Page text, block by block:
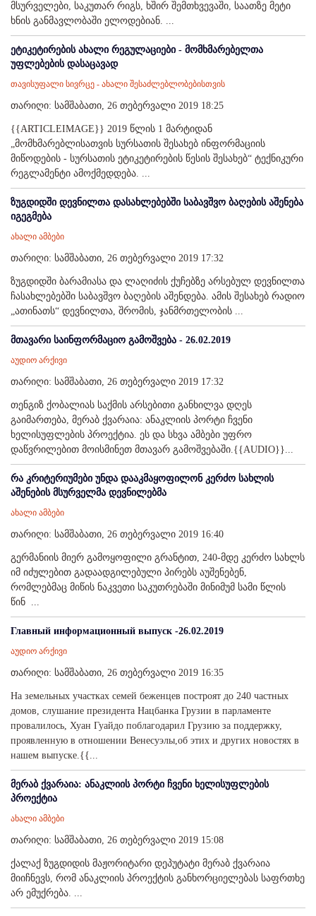
მსურველები, საკუთარ რიგს, ხშირ შემთხვევაში, საათზე მეტი
ხნის განმავლობაში ელოდებიან. ...
ეტიკეტირების ახალი რეგულაციები - მომხმარებელთა
უფლებების დასაცავად
თავისუფალი სივრცე - ახალი შესაძლებლობებისთვის
თარიღი: სამშაბათი, 26 თებერვალი 2019 18:25
{{ARTICLEIMAGE}} 2019 წლის 1 მარტიდან
„მომხმარებლისათვის სურსათის შესახებ ინფორმაციის
მიწოდების - სურსათის ეტიკეტირების წესის შესახებ“ ტექნიკური
რეგლამენტი ამოქმედდება. ...
ზუგდიდში დევნილთა დასახლებებში საბავშვო ბაღების აშენება
იგეგმება
ახალი ამბები
თარიღი: სამშაბათი, 26 თებერვალი 2019 17:32
ზუგდიდში ბარამიასა და ლაღიძის ქუჩებზე არსებულ დევნილთა
ჩასახლებებში საბავშვო ბაღების აშენდება. ამის შესახებ რადიო
„ათინათს“ დევნილთა, შრომის, ჯანმრთელობის ...
მთავარი საინფორმაციო გამოშვება - 26.02.2019
აუდიო არქივი
თარიღი: სამშაბათი, 26 თებერვალი 2019 17:32
თენგიზ ქობალიას საქმის არსებითი განხილვა დღეს
გაიმართება, მერაბ ქვარაია: ანაკლიის პორტი ჩვენი
ხელისუფლების პროექტია. ეს და სხვა ამბები უფრო
დაწვრილებით მოისმინეთ მთავარ გამოშვებაში.{{AUDIO}}...
რა კრიტერიუმები უნდა დააკმაყოფილონ კერძო სახლის
აშენების მსურველმა დევნილებმა
ახალი ამბები
თარიღი: სამშაბათი, 26 თებერვალი 2019 16:40
გერმანიის მიერ გამოყოფილი გრანტით, 240-მდე კერძო სახლს
იმ იძულებით გადაადგილებული პირებს აუშენებენ,
რომლებმაც მიწის ნაკვეთი საკუთრებაში მინიმუმ სამი წლის
წინ ...
Главный информационный выпуск -26.02.2019
აუდიო არქივი
თარიღი: სამშაბათი, 26 თებერვალი 2019 16:35
На земельных участках семей беженцев построят до 240 частных
домов, cлушание президента Нацбанка Грузии в парламенте
провалилось, Хуан Гуайдо поблагодарил Грузию за поддержку,
проявленную в отношении Венесуэлы,об этих и других новостях в
нашем выпуске.{{...
მერაბ ქვარაია: ანაკლიის პორტი ჩვენი ხელისუფლების
პროექტია
ახალი ამბები
თარიღი: სამშაბათი, 26 თებერვალი 2019 15:08
ქალაქ ზუგდიდის მაჟორიტარი დეპუტატი მერაბ ქვარაია
მიიჩნევს, რომ ანაკლიის პროექტის განხორციელებას საფრთხე
არ ემუქრება. ...